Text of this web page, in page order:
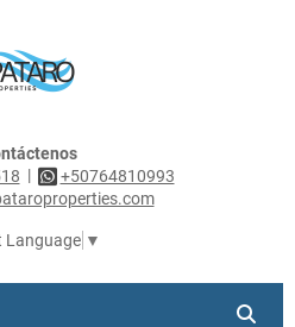
|
+50764810993
Language ▼